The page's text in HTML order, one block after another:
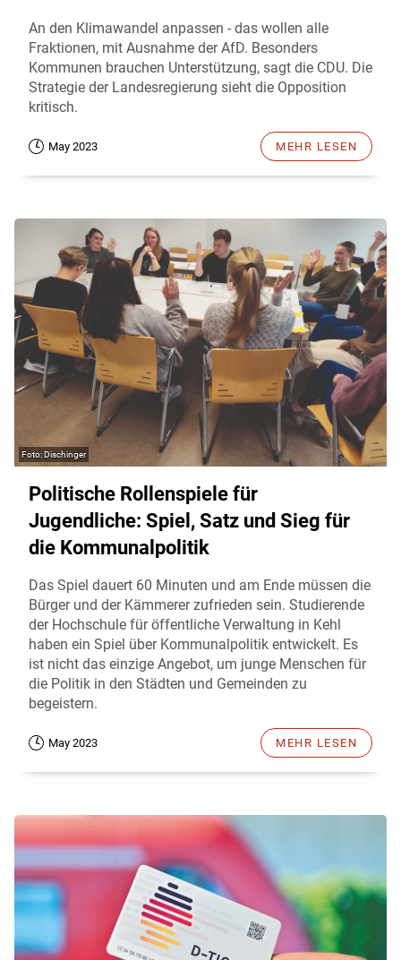
An den Klimawandel anpassen - das wollen alle
Fraktionen, mit Ausnahme der AfD. Besonders
Kommunen brauchen Unterstützung, sagt die CDU. Die
Strategie der Landesregierung sieht die Opposition
kritisch.
May 2023 MEHR LESEN
Dischinger
Politische Rollenspiele für
Jugendliche: Spiel, Satz und Sieg für
die Kommunalpolitik
Das Spiel dauert 60 Minuten und am Ende müssen die
Bürger und der Kämmerer zufrieden sein. Studierende
der Hochschule für öffentliche Verwaltung in Kehl
haben ein Spiel über Kommunalpolitik entwickelt. Es
ist nicht das einzige Angebot, um junge Menschen für
die Politik in den Städten und Gemeinden zu
begeistern.
May 2023 MEHR LESEN